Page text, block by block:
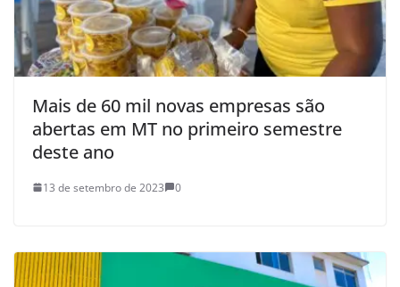
Mais de 60 mil novas empresas são
abertas em MT no primeiro semestre
deste ano
13 de setembro de 2023 0